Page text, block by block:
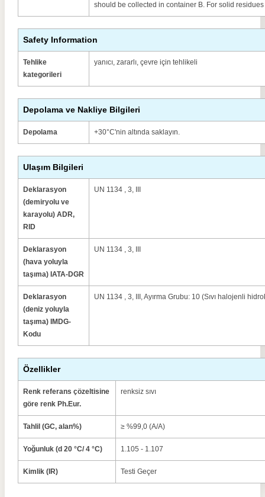
should be collected in container B. For solid
Safety Information
Tehlike
kategorileri
yanıcı, zararlı, çevre için tehlikeli
Depolama ve Nakliye Bilgileri
Depolama +30°C'nin altında saklayın.
Ulaşım Bilgileri
Deklarasyon
(demiryolu ve
karayolu) ADR,
RID
UN 1134 , 3, III
Deklarasyon
(hava yoluyla
taşıma) IATA-DGR
UN 1134 , 3, III
Deklarasyon
(deniz yoluyla
taşıma) IMDG-
Kodu
UN 1134 , 3, III, Ayırma Grubu: 10 (Sıvı halojenli
Özellikler
Renk referans çözeltisine
göre renk Ph.Eur.
renksiz sıvı
Tahlil (GC, alan%) ≥ %99,0 (A/A)
Yoğunluk (d 20 °C/ 4 °C) 1.105 - 1.107
Kimlik (IR) Testi Geçer